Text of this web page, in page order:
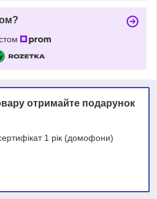
отримайте подарунок
1 рік (домофони)